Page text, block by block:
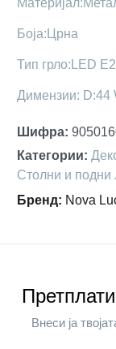
Боја:Црна
Тип грло:LED
Димензии: D:44
Шифра:
Категории:
Столни и подни
Бренд: Nova
Внеси ја